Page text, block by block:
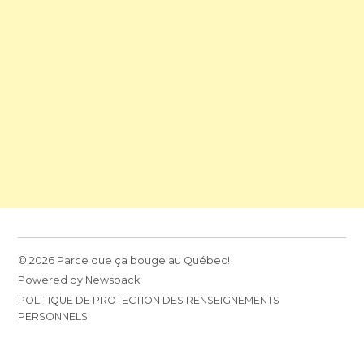
© 2026 Parce que ça bouge au Québec!
Powered by Newspack
POLITIQUE DE PROTECTION DES RENSEIGNEMENTS
PERSONNELS